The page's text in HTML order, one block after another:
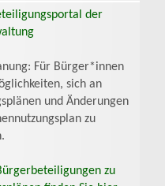
der
Für Bürger*innen
sich an
und Änderungen
zu
zu